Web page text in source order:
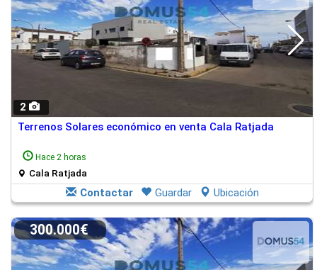
2
Terrenos Solares económico en venta Cala Ratjada
Hace 2 horas
Cala Ratjada
Contactar Guardar Ubicación
300.000€